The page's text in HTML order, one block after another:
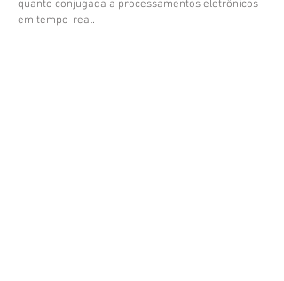
quanto conjugada a processamentos eletrônicos
em tempo-real.